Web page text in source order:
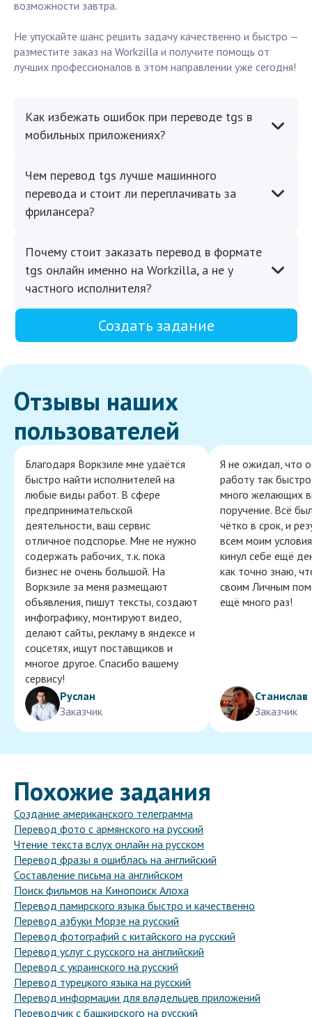
возможности завтра.
Не упускайте шанс решить задачу качественно и быстро —
разместите заказ на Workzilla и получите помощь от
лучших профессионалов в этом направлении уже сегодня!
Как избежать ошибок при переводе tgs в
мобильных приложениях?
Чем перевод tgs лучше машинного
перевода и стоит ли переплачивать за
фрилансера?
Почему стоит заказать перевод в формате
tgs онлайн именно на Workzilla, а не у
частного исполнителя?
Создать задание
Отзывы наших
пользователей
Благодаря Воркзиле мне удаётся
быстро найти исполнителей на
любые виды работ. В сфере
предпринимательской
деятельности, ваш сервис
отличное подспорье. Мне не нужно
содержать рабочих, т.к. пока
бизнес не очень большой. На
Воркзиле за меня размещают
объявления, пишут тексты, создают
инфографику, монтируют видео,
делают сайты, рекламу в яндексе и
соцсетях, ищут поставщиков и
многое другое. Спасибо вашему
сервису!
Руслан
Заказчик
Я не ожидал, что
работу так
много желающих
поручение. Всё
чётко в срок, и
всем моим
кинул себе ещё
как точно знаю,
своим Личным
ещё много раз!
Станислав
Заказчик
Похожие задания
Создание американского телеграмма
Перевод фото с армянского на русский
Чтение текста вслух онлайн на русском
Перевод фразы я ошиблась на английский
Составление письма на английском
Поиск фильмов на Кинопоиск Алоха
Перевод памирского языка быстро и качественно
Перевод азбуки Морзе на русский
Перевод фотографий с китайского на русский
Перевод услуг с русского на английский
Перевод с украинского на русский
Перевод турецкого языка на русский
Перевод информации для владельцев приложений
Переводчик с башкирского на русский